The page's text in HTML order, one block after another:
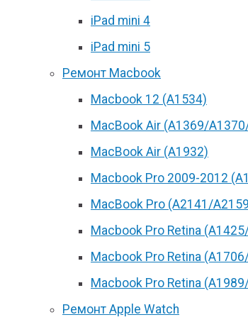
iPad mini 4
iPad mini 5
Ремонт Macbook
Macbook 12 (А1534)
MacBook Air (A1369/
MacBook Air (A1932)
Macbook Pro 2009-2012
MacBook Pro (А2141/
Macbook Pro Retina
Macbook Pro Retina
Macbook Pro Retina
Ремонт Apple Watch